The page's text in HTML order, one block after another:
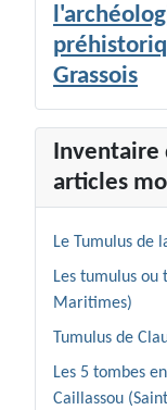
Grassois
Inventaire
articles
Le Tumulus de
Les tumulus ou
Maritimes)
Tumulus de
Les 5 tombes
Caillassou